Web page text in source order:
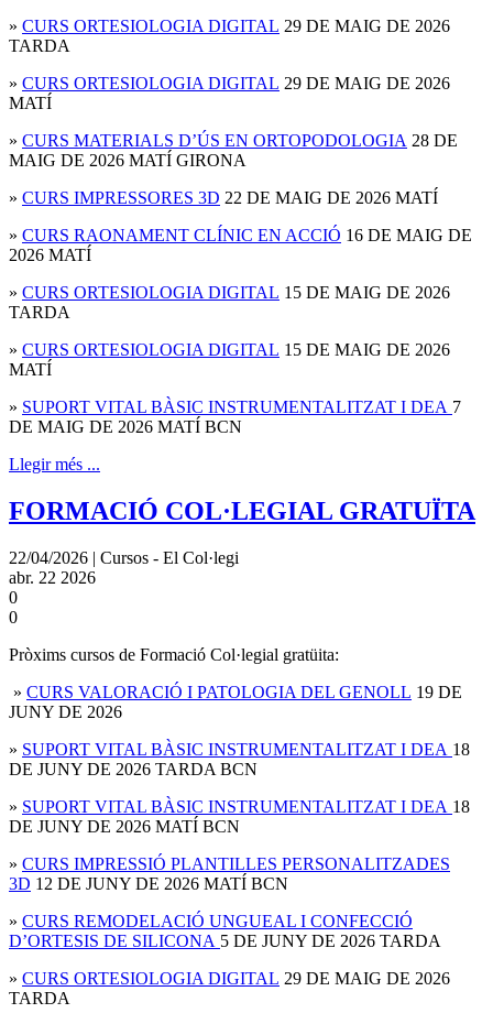
» CURS ORTESIOLOGIA DIGITAL 29 DE MAIG DE 2026
TARDA
» CURS ORTESIOLOGIA DIGITAL 29 DE MAIG DE 2026
MATÍ
» CURS MATERIALS D’ÚS EN ORTOPODOLOGIA 28 DE
MAIG DE 2026 MATÍ GIRONA
» CURS IMPRESSORES 3D 22 DE MAIG DE 2026 MATÍ
» CURS RAONAMENT CLÍNIC EN ACCIÓ 16 DE MAIG DE
2026 MATÍ
» CURS ORTESIOLOGIA DIGITAL 15 DE MAIG DE 2026
TARDA
» CURS ORTESIOLOGIA DIGITAL 15 DE MAIG DE 2026
MATÍ
» SUPORT VITAL BÀSIC INSTRUMENTALITZAT I DEA 7
DE MAIG DE 2026 MATÍ BCN
Llegir més ...
FORMACIÓ COL·LEGIAL GRATUÏTA
22/04/2026 | Cursos - El Col·legi
abr. 22 2026
0
0
Pròxims cursos de Formació Col·legial gratüita:
» CURS VALORACIÓ I PATOLOGIA DEL GENOLL 19 DE
JUNY DE 2026
» SUPORT VITAL BÀSIC INSTRUMENTALITZAT I DEA 18
DE JUNY DE 2026 TARDA BCN
» SUPORT VITAL BÀSIC INSTRUMENTALITZAT I DEA 18
DE JUNY DE 2026 MATÍ BCN
» CURS IMPRESSIÓ PLANTILLES PERSONALITZADES
3D 12 DE JUNY DE 2026 MATÍ BCN
» CURS REMODELACIÓ UNGUEAL I CONFECCIÓ
D’ORTESIS DE SILICONA 5 DE JUNY DE 2026 TARDA
» CURS ORTESIOLOGIA DIGITAL 29 DE MAIG DE 2026
TARDA